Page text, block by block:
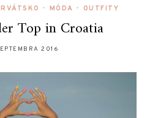
• MÓDA • OUTFITY
Top in Croatia
2016